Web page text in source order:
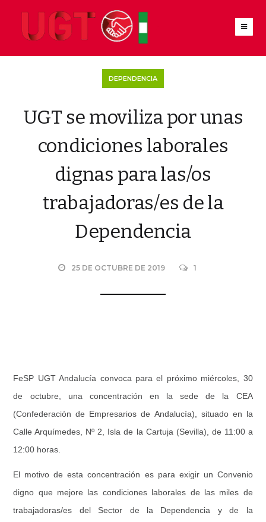
DEPENDENCIA
UGT se moviliza por unas
condiciones laborales
dignas para las/os
trabajadoras/es de la
Dependencia
25 DE OCTUBRE DE 2019 1
FeSP UGT Andalucía convoca para el próximo miércoles, 30
de octubre, una concentración en la sede de la CEA
(Confederación de Empresarios de Andalucía), situado en la
Calle Arquímedes, Nº 2, Isla de la Cartuja (Sevilla), de 11:00 a
12:00 horas.
El motivo de esta concentración es para exigir un Convenio
digno que mejore las condiciones laborales de las miles de
trabajadoras/es del Sector de la Dependencia y de la